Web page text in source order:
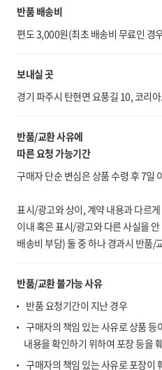
반품 배송비
편도 3,000원(최초 배송비 무료인 경
보내실 곳
경기 파주시 탄현면 요풍길 10, 코리
반품/교환 사유에
따른 요청 가능기간
구매자 단순 변심은 상품 수령 후 7일
표시/광고와 상이, 계약 내용과 다르
이내 혹은 표시/광고와 다른 사실을
배송비 부담) 둘 중 하나 경과시 반품/
반품/교환 불가능 사유
반품 요청기간이 지난 경우
구매자의 책임 있는 사유로 상품 등
내용을 확인하기 위하여 포장 등을
구매자의 책임 있는 사유로 포장이